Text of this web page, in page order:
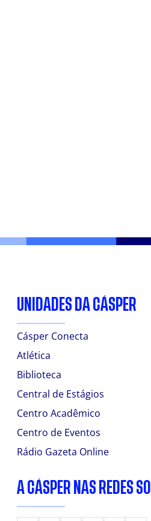
UNIDADES DA CÁSPER
Cásper Conecta
Atlética
Biblioteca
Central de Estágios
Centro Acadêmico
Centro de Eventos
Rádio Gazeta Online
A CÁSPER NAS REDES